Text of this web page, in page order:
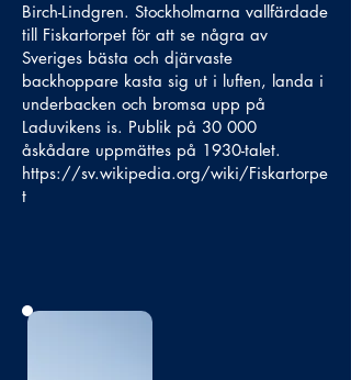
Birch-Lindgren. Stockholmarna vallfärdade
till Fiskartorpet för att se några av
Sveriges bästa och djärvaste
backhoppare kasta sig ut i luften, landa i
underbacken och bromsa upp på
Laduvikens is. Publik på 30 000
åskådare uppmättes på 1930-talet.
https://sv.wikipedia.org/wiki/Fiskartorpe
t